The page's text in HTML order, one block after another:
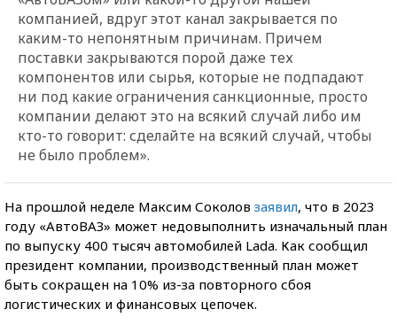
компанией, вдруг этот канал закрывается по
каким-то непонятным причинам. Причем
поставки закрываются порой даже тех
компонентов или сырья, которые не подпадают
ни под какие ограничения санкционные, просто
компании делают это на всякий случай либо им
кто-то говорит: сделайте на всякий случай, чтобы
не было проблем».
На прошлой неделе Максим Соколов заявил, что в 2023
году «АвтоВАЗ» может недовыполнить изначальный план
по выпуску 400 тысяч автомобилей Lada. Как сообщил
президент компании, производственный план может
быть сокращен на 10% из-за повторного сбоя
логистических и финансовых цепочек.